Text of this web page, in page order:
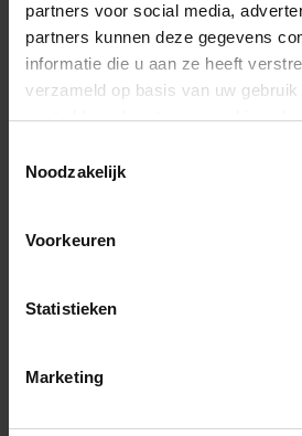
partners voor social media,
partners kunnen deze gegevens
informatie die u aan ze heeft
verzameld op basis van uw
gaat akkoord met onze cookies als
Noodzakelijk
Voorkeuren
Statistieken
Marketing
Výška -
Rozměr
RECENZE BERG HOPPAA